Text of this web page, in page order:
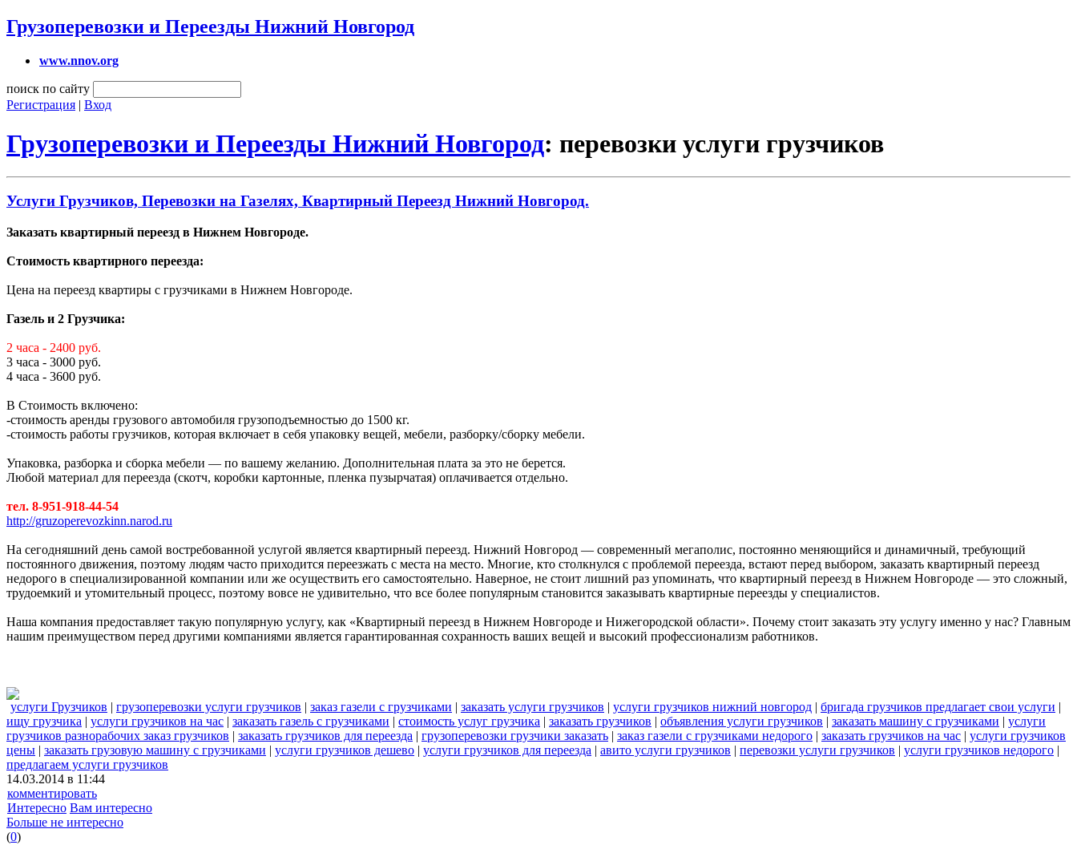
Грузоперевозки и Переезды Нижний Новгород
www.nnov.org
поиск по сайту
Регистрация | Вход
Грузоперевозки и Переезды Нижний Новгород: перевозки услуги грузчиков
Услуги Грузчиков, Перевозки на Газелях, Квартирный Переезд Нижний Новгород.
Заказать квартирный переезд в Нижнем Новгороде.
Стоимость квартирного переезда:
Цена на переезд квартиры с грузчиками в Нижнем Новгороде.
Газель и 2 Грузчика:
2 часа - 2400 руб.
3 часа - 3000 руб.
4 часа - 3600 руб.
В Стоимость включено:
-стоимость аренды грузового автомобиля грузоподъемностью до 1500 кг.
-стоимость работы грузчиков, которая включает в себя упаковку вещей, мебели, разборку/сборку мебели.
Упаковка, разборка и сборка мебели — по вашему желанию. Дополнительная плата за это не берется.
Любой материал для переезда (скотч, коробки картонные, пленка пузырчатая) оплачивается отдельно.
тел. 8-951-918-44-54
http://gruzoperevozkinn.narod.ru
На сегодняшний день самой востребованной услугой является квартирный переезд. Нижний Новгород — современный мегаполис, постоянно меняющийся и динамичный, требующий
постоянного движения, поэтому людям часто приходится переезжать с места на место. Многие, кто столкнулся с проблемой переезда, встают перед выбором, заказать квартирный переезд
недорого в специализированной компании или же осуществить его самостоятельно. Наверное, не стоит лишний раз упоминать, что квартирный переезд в Нижнем Новгороде — это сложный,
трудоемкий и утомительный процесс, поэтому вовсе не удивительно, что все более популярным становится заказывать квартирные переезды у специалистов.
Наша компания предоставляет такую популярную услугу, как «Квартирный переезд в Нижнем Новгороде и Нижегородской области». Почему стоит заказать эту услугу именно у нас? Главным
нашим преимуществом перед другими компаниями является гарантированная сохранность ваших вещей и высокий профессионализм работников.
услуги Грузчиков | грузоперевозки услуги грузчиков | заказ газели с грузчиками | заказать услуги грузчиков | услуги грузчиков нижний новгород | бригада грузчиков предлагает свои услуги |
ищу грузчика | услуги грузчиков на час | заказать газель с грузчиками | стоимость услуг грузчика | заказать грузчиков | объявления услуги грузчиков | заказать машину с грузчиками | услуги
грузчиков разнорабочих заказ грузчиков | заказать грузчиков для переезда | грузоперевозки грузчики заказать | заказ газели с грузчиками недорого | заказать грузчиков на час | услуги грузчиков
цены | заказать грузовую машину с грузчиками | услуги грузчиков дешево | услуги грузчиков для переезда | авито услуги грузчиков | перевозки услуги грузчиков | услуги грузчиков недорого |
предлагаем услуги грузчиков
14.03.2014 в 11:44
комментировать
Интересно Вам интересно
Больше не интересно
(0)